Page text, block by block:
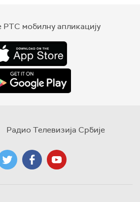
РТС мобилну апликацију
Радио Телевизија Србије